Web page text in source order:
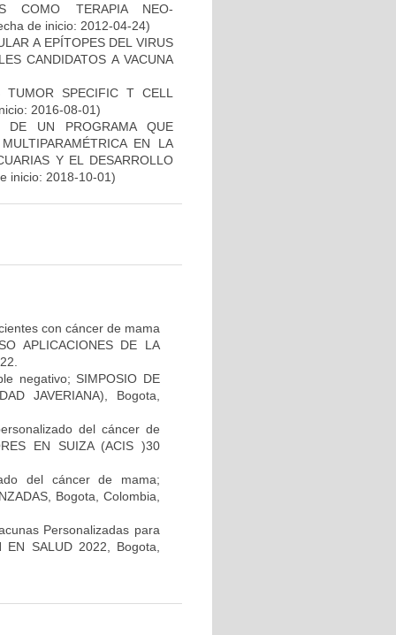
COMO TERAPIA NEO-
de inicio: 2012-04-24)
A EPÍTOPES DEL VIRUS
CANDIDATOS A VACUNA
TUMOR SPECIFIC T CELL
2016-08-01)
DE UN PROGRAMA QUE
EN LA
Y EL DESARROLLO
inicio: 2018-10-01)
con cáncer de mama
APLICACIONES DE LA
negativo; SIMPOSIO DE
JAVERIANA), Bogota,
del cáncer de
EN SUIZA (ACIS )30
del cáncer de mama;
Bogota, Colombia,
Personalizadas para
SALUD 2022, Bogota,